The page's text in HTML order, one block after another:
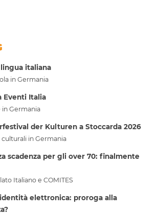
italiana
in Germania
Eventi Italia
in Germania
der Kulturen a Stoccarda 2026
culturali in Germania
scadenza per gli over 70: finalmente
Italiano e COMITES
elettronica: proroga alla